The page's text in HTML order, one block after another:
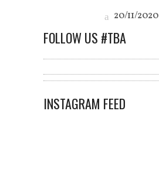
20/11/2020
FOLLOW US #TBA
INSTAGRAM FEED